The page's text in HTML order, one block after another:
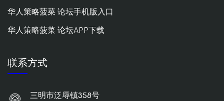
华人策略菠菜 论坛手机版入口
华人策略菠菜 论坛APP下载
联系方式
三明市泛辱镇358号